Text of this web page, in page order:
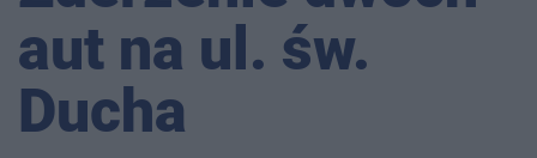
aut na ul. św.
Ducha